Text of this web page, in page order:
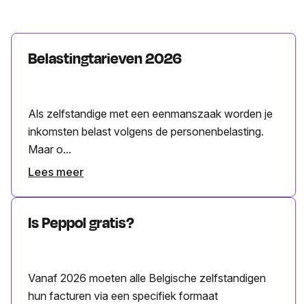
Belastingtarieven 2026
Als zelfstandige met een eenmanszaak worden je
inkomsten belast volgens de personenbelasting.
Maar o...
Lees meer
Is Peppol gratis?
Vanaf 2026 moeten alle Belgische zelfstandigen
hun facturen via een specifiek formaat